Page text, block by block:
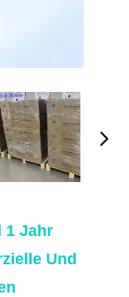
1 Jahr
Und